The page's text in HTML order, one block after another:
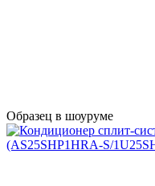
Образец в шоуруме